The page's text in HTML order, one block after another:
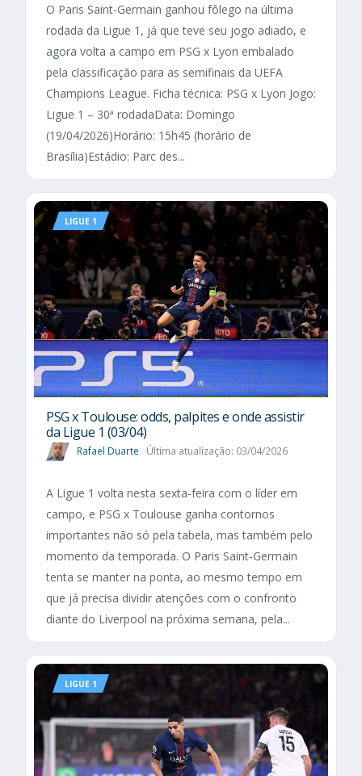
O Paris Saint-Germain ganhou fôlego na última
rodada da Ligue 1, já que teve seu jogo adiado, e
agora volta a campo em PSG x Lyon embalado
pela classificação para as semifinais da UEFA
Champions League. Ficha técnica: PSG x Lyon Jogo:
Ligue 1 – 30ª rodadaData: Domingo
(19/04/2026)Horário: 15h45 (horário de
Brasília)Estádio: Parc des...
LIGUE 1
PSG x Toulouse: odds, palpites e onde assistir
da Ligue 1 (03/04)
Rafael Duarte Última atualização: 03/04/2026
A Ligue 1 volta nesta sexta-feira com o líder em
campo, e PSG x Toulouse ganha contornos
importantes não só pela tabela, mas também pelo
momento da temporada. O Paris Saint-Germain
tenta se manter na ponta, ao mesmo tempo em
que já precisa dividir atenções com o confronto
diante do Liverpool na próxima semana, pela...
LIGUE 1